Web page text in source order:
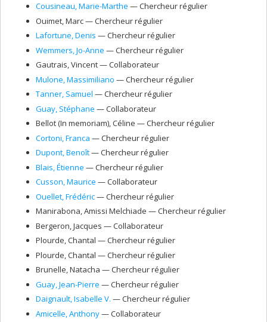
Cousineau, Marie-Marthe — Chercheur régulier
Ouimet , Marc— Chercheur régulier
Lafortune, Denis — Chercheur régulier
Wemmers , Jo-Anne — Chercheur régulier
Gautrais, Vincent— Collaborateur
Mulone , Massimiliano — Chercheur régulier
Tanner, Samuel — Chercheur régulier
Guay , Stéphane — Collaborateur
Bellot (In memoriam), Céline — Chercheur régulier
Cortoni , Franca — Chercheur régulier
Dupont, Benoît— Chercheur régulier
Blais , Étienne — Chercheur régulier
Cusson, Maurice — Collaborateur
Ouellet , Frédéric— Chercheur régulier
Manirabona, Amissi Melchiade — Chercheur régulier
Bergeron , Jacques — Collaborateur
Plourde, Chantal — Chercheur régulier
Plourde , Chantal — Chercheur régulier
Brunelle, Natacha — Chercheur régulier
Guay , Jean-Pierre — Chercheur régulier
Daignault, Isabelle V. — Chercheur régulier
Amicelle , Anthony— Collaborateur